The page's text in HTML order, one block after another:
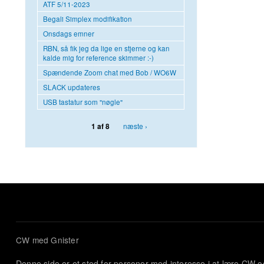
ATF 5/11-2023
Begali Simplex modifikation
Onsdags emner
RBN, så fik jeg da lige en stjerne og kan
kalde mig for reference skimmer :-)
Spændende Zoom chat med Bob / WO6W
SLACK updateres
USB tastatur som "nøgle"
1 af 8 næste ›
CW med Gnister